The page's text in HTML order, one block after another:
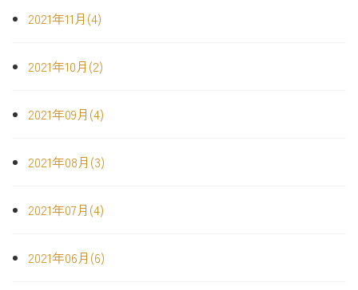
2021年11月(4)
2021年10月(2)
2021年09月(4)
2021年08月(3)
2021年07月(4)
2021年06月(6)